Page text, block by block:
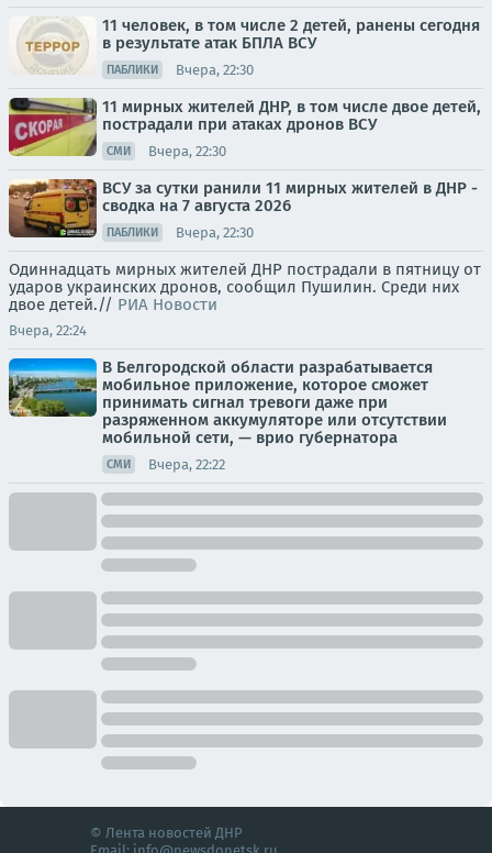
11 человек, в том числе 2 детей, ранены сегодня
в результате атак БПЛА ВСУ
ПАБЛИКИ Вчера, 22:30
11 мирных жителей ДНР, в том числе двое детей,
пострадали при атаках дронов ВСУ
СМИ Вчера, 22:30
ВСУ за сутки ранили 11 мирных жителей в ДНР -
сводка на 7 августа 2026
ПАБЛИКИ Вчера, 22:30
Одиннадцать мирных жителей ДНР пострадали в пятницу от
ударов украинских дронов, сообщил Пушилин. Среди них
двое детей.// РИА Новости
Вчера, 22:24
В Белгородской области разрабатывается
мобильное приложение, которое сможет
принимать сигнал тревоги даже при
разряженном аккумуляторе или отсутствии
мобильной сети, — врио губернатора
СМИ Вчера, 22:22
© Лента новостей ДНР